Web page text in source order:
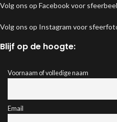
Volg ons op Facebook voor
Volg ons op Instagram voor
Blijf op de hoogte:
Voornaam of volledige naam
Email